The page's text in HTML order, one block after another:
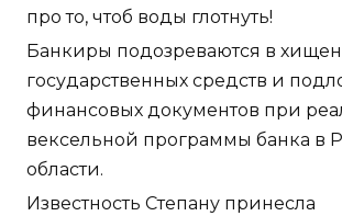
про то, чтоб воды глотнуть!
Банкиры подозреваются в
государственных средств и
финансовых документов при
вексельной программы банка в
области.
Известность Степану принесла